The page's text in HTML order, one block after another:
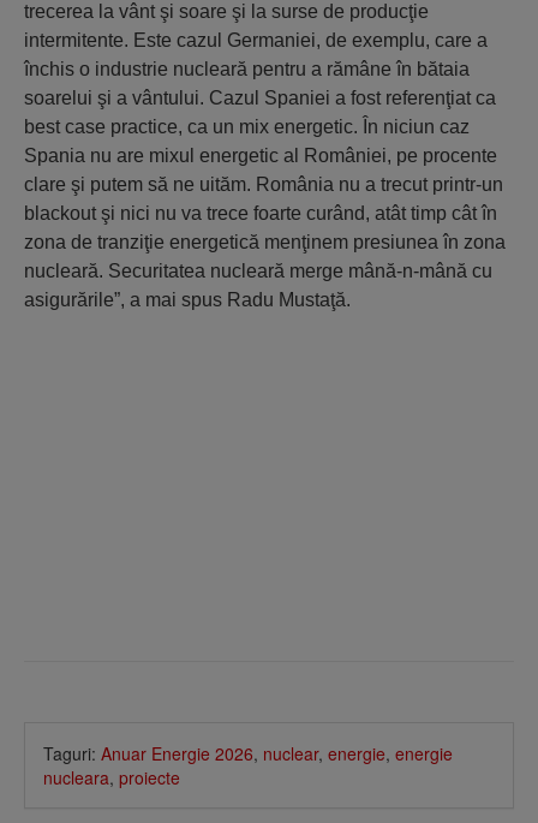
trecerea la vânt şi soare şi la surse de producţie
intermitente. Este cazul Germaniei, de exemplu, care a
închis o industrie nucleară pentru a rămâne în bătaia
soarelui şi a vântului. Cazul Spaniei a fost referenţiat ca
best case practice, ca un mix energetic. În niciun caz
Spania nu are mixul energetic al României, pe procente
clare şi putem să ne uităm. România nu a trecut printr-un
blackout şi nici nu va trece foarte curând, atât timp cât în
zona de tranziţie energetică menţinem presiunea în zona
nucleară. Securitatea nucleară merge mână-n-mână cu
asigurările”, a mai spus Radu Mustaţă.
Taguri: Anuar Energie 2026, nuclear, energie, energie
nucleara, proiecte